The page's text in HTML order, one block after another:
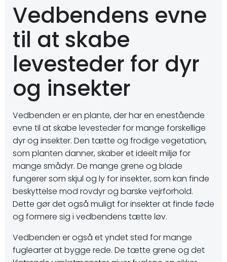
Vedbendens evne
til at skabe
levesteder for dyr
og insekter
Vedbenden er en plante, der har en enestående
evne til at skabe levesteder for mange forskellige
dyr og insekter. Den tætte og frodige vegetation,
som planten danner, skaber et ideelt miljø for
mange smådyr. De mange grene og blade
fungerer som skjul og ly for insekter, som kan finde
beskyttelse mod rovdyr og barske vejrforhold.
Dette gør det også muligt for insekter at finde føde
og formere sig i vedbendens tætte løv.
Vedbenden er også et yndet sted for mange
fuglearter at bygge rede. De tætte grene og det